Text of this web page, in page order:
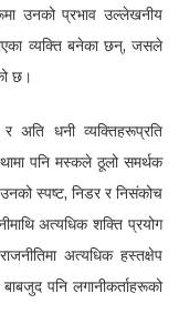
उनको प्रभाव उल्लेखनीय
व्यक्ति बनेका छन्, जसले
छ।
र अति धनी व्यक्तिहरूप्रति
पनि मस्कले ठूलो समर्थक
स्पष्ट, निडर र निसंकोच
अत्यधिक शक्ति प्रयोग
अत्यधिक हस्तक्षेप
पनि लगानीकर्ताहरूको